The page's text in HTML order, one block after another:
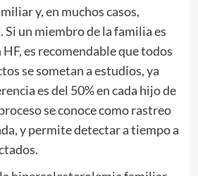
y, en muchos casos,
Si un miembro de la familia es
es recomendable que todos
se sometan a estudios, ya
es del 50% en cada hijo de
se conoce como rastreo
y permite detectar a tiempo a